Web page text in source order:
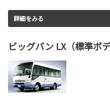
詳細をみる
ビッグバン LX（標準ボデ